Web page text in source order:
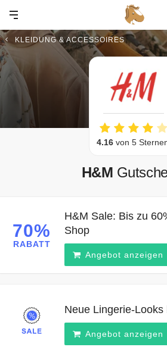
KLEIDUNG & ACCESSOIRES
4.16von 5
H&M
70%
RABATT
H&M Sale: Bis zu
Shop
Angebot anzeigen
Neue Lingerie-
Angebot anzeigen